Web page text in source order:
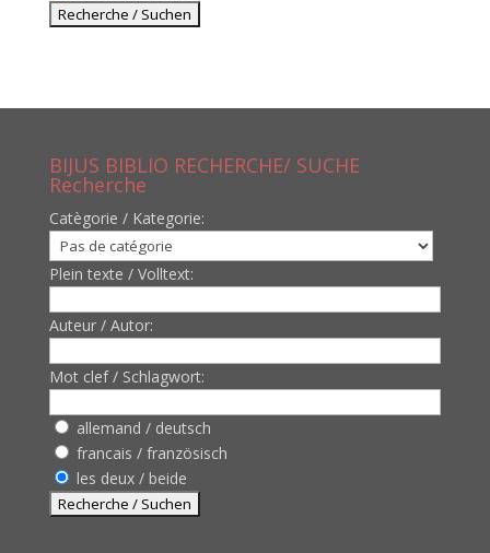
BIJUS BIBLIO RECHERCHE/ SUCHE
Recherche
Catègorie / Kategorie:
Plein texte / Volltext:
Auteur / Autor:
Mot clef / Schlagwort:
allemand / deutsch
francais / französisch
les deux / beide